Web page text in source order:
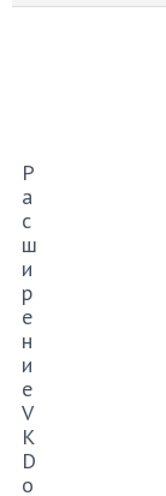
Р
а
с
ш
и
р
е
н
и
е
V
K
D
o